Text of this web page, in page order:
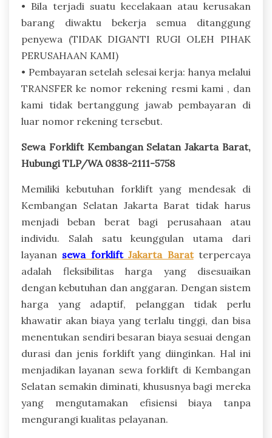
• Bila terjadi suatu kecelakaan atau kerusakan
barang diwaktu bekerja semua ditanggung
penyewa (TIDAK DIGANTI RUGI OLEH PIHAK
PERUSAHAAN KAMI)
• Pembayaran setelah selesai kerja: hanya melalui
TRANSFER ke nomor rekening resmi kami , dan
kami tidak bertanggung jawab pembayaran di
luar nomor rekening tersebut.
Sewa Forklift Kembangan Selatan Jakarta Barat,
Hubungi TLP/WA 0838-2111-5758
Memiliki kebutuhan forklift yang mendesak di
Kembangan Selatan Jakarta Barat tidak harus
menjadi beban berat bagi perusahaan atau
individu. Salah satu keunggulan utama dari
layanan sewa forkliftJakarta Baratterpercaya
adalah fleksibilitas harga yang disesuaikan
dengan kebutuhan dan anggaran. Dengan sistem
harga yang adaptif, pelanggan tidak perlu
khawatir akan biaya yang terlalu tinggi, dan bisa
menentukan sendiri besaran biaya sesuai dengan
durasi dan jenis forklift yang diinginkan. Hal ini
menjadikan layanan sewa forklift di Kembangan
Selatan semakin diminati, khususnya bagi mereka
yang mengutamakan efisiensi biaya tanpa
mengurangi kualitas pelayanan.